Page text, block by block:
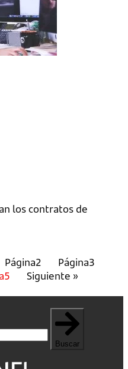
los contratos de
Página2 Página3
5 Siguiente »
Buscar